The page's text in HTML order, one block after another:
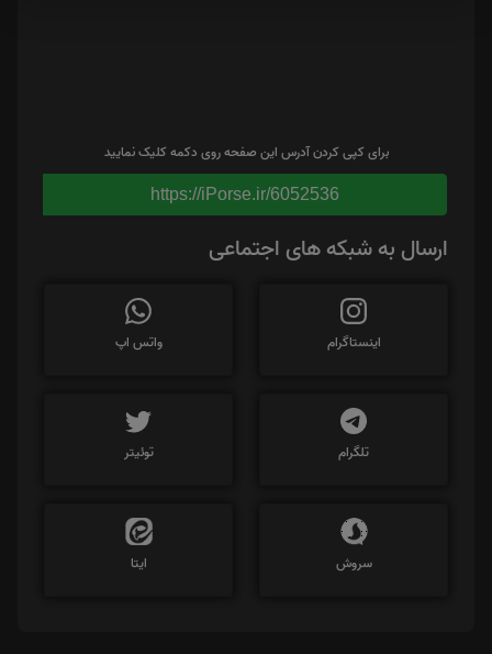
برای کپی کردن آدرس این صفحه روی دکمه کلیک نمایید
https://iPorse.ir/6052536
ارسال به شبکه های اجتماعی
اینستاگرام واتس اپ
تلگرام توئیتر
سروش ایتا